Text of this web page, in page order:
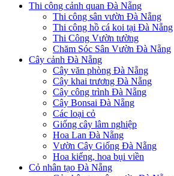
Thi công cảnh quan Đà Nẵng
Thi công sân vườn Đà Nẵng
Thi công hồ cá koi tại Đà Nẵng
Thi Công Vườn tường
Chăm Sóc Sân Vườn Đà Nẵng
Cây cảnh Đà Nẵng
Cây văn phòng Đà Nẵng
Cây khai trương Đà Nẵng
Cây công trình Đà Nẵng
Cây Bonsai Đà Nẵng
Các loại cỏ
Giống cây lâm nghiệp
Hoa Lan Đà Nẵng
Vườn Cây Giống Đà Nẵng
Hoa kiểng, hoa bụi viền
Cỏ nhân tạo Đà Nẵng